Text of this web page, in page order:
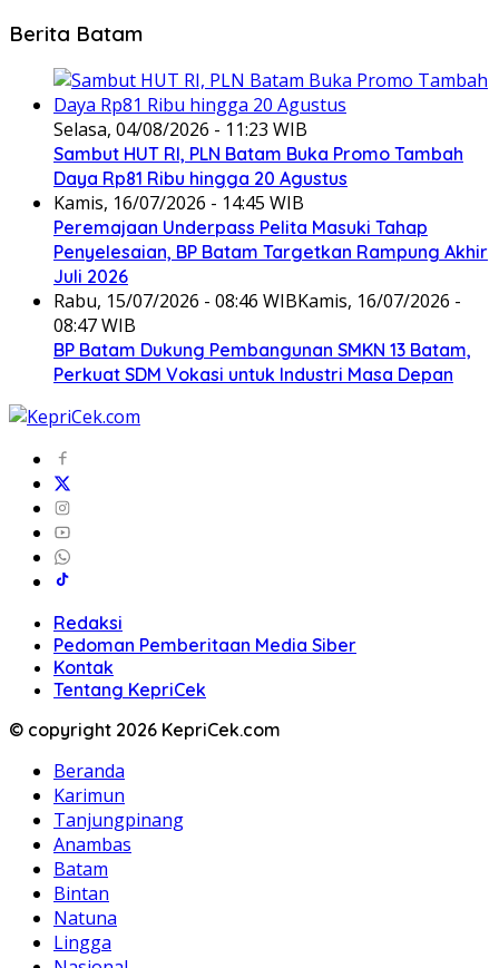
Berita Batam
Selasa, 04/08/2026 - 11:23 WIB
Sambut HUT RI, PLN Batam Buka Promo Tambah
Daya Rp81 Ribu hingga 20 Agustus
Kamis, 16/07/2026 - 14:45 WIB
Peremajaan Underpass Pelita Masuki Tahap
Penyelesaian, BP Batam Targetkan Rampung Akhir
Juli 2026
Rabu, 15/07/2026 - 08:46 WIBKamis, 16/07/2026 -
08:47 WIB
BP Batam Dukung Pembangunan SMKN 13 Batam,
Perkuat SDM Vokasi untuk Industri Masa Depan
Redaksi
Pedoman Pemberitaan Media Siber
Kontak
Tentang KepriCek
© copyright 2026 KepriCek.com
Beranda
Karimun
Tanjungpinang
Anambas
Batam
Bintan
Natuna
Lingga